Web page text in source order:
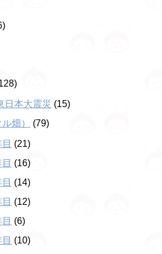
日本大震災 (15)
畑）
(79)
(21)
(16)
(14)
(12)
(6)
(10)